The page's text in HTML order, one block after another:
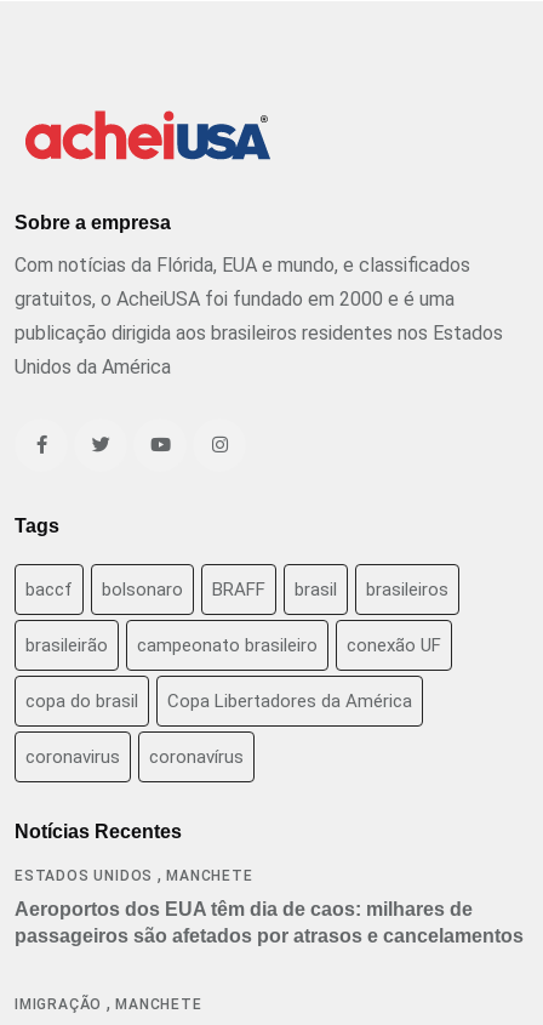
Sobre a empresa
Com notícias da Flórida, EUA e mundo, e classificados
gratuitos, o AcheiUSA foi fundado em 2000 e é uma
publicação dirigida aos brasileiros residentes nos Estados
Unidos da América
Tags
baccf bolsonaro BRAFF brasil brasileiros
brasileirão campeonato brasileiro conexão UF
copa do brasil Copa Libertadores da América
coronavirus coronavírus
Notícias Recentes
ESTADOS UNIDOS ,MANCHETE
Aeroportos dos EUA têm dia de caos: milhares de
passageiros são afetados por atrasos e cancelamentos
IMIGRAÇÃO ,MANCHETE